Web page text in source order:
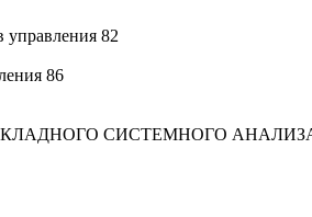
управления 82
86
СИСТЕМНОГО